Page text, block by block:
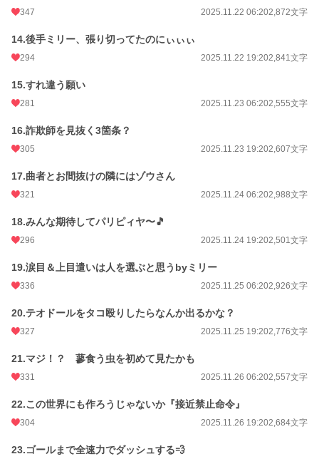
347 2025.11.22 06:202,872文字
14.後手ミリー、張り切ってたのにぃぃぃ
294 2025.11.22 19:202,841文字
15.すれ違う願い
281 2025.11.23 06:202,555文字
16.詐欺師を見抜く3箇条？
305 2025.11.23 19:202,607文字
17.曲者とお間抜けの隣にはゾウさん
321 2025.11.24 06:202,988文字
18.みんな期待してパリピィヤ〜🎵
296 2025.11.24 19:202,501文字
19.涙目＆上目遣いは人を選ぶと思うbyミリー
336 2025.11.25 06:202,926文字
20.テオドールをタコ殴りしたらなんか出るかな？
327 2025.11.25 19:202,776文字
21.マジ！？ 蓼食う虫を初めて見たかも
331 2025.11.26 06:202,557文字
22.この世界にも作ろうじゃないか『接近禁止命令』
304 2025.11.26 19:202,684文字
23.ゴールまで全速力でダッシュする💨